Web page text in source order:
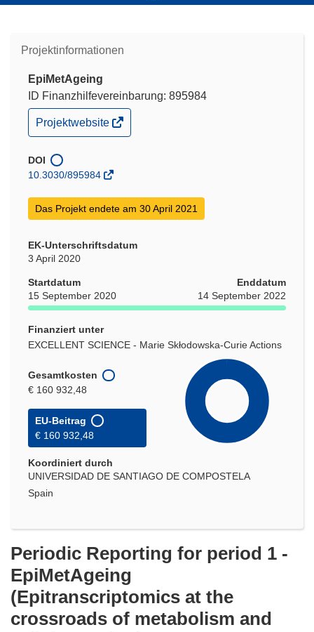
Projektinformationen
EpiMetAgeing
ID Finanzhilfevereinbarung: 895984
(öffnet
in
Fenster)
Projektwebsite
DOI
10.3030/895984
Das Projekt endete am 30 April 2021
EK-Unterschriftsdatum
3 April 2020
Startdatum
15 September 2020
Enddatum
14 September 2022
Finanziert unter
EXCELLENT SCIENCE - Marie Skłodowska-Curie Actions
Gesamtkosten
€ 160 932,48
EU-Beitrag
€ 160 932,48
Koordiniert durch
UNIVERSIDAD DE SANTIAGO DE COMPOSTELA
Spain
Periodic Reporting for period 1 -
EpiMetAgeing
(Epitranscriptomics at the
crossroads of metabolism and